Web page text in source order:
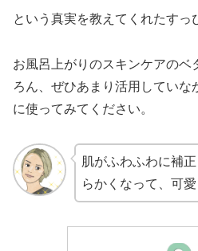
という真実を教えてくれたすっ
お風呂上がりのスキンケアのベ
ろん、ぜひあまり活用していな
に使ってみてください。
肌がふわふわに補
らかくなって、可愛